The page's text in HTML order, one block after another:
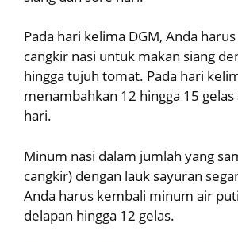
Pada hari kelima DGM, Anda
cangkir nasi untuk makan siang
hingga tujuh tomat. Pada hari
menambahkan 12 hingga 15
hari.
Minum nasi dalam jumlah yang
cangkir) dengan lauk sayuran
Anda harus kembali minum air
delapan hingga 12 gelas.